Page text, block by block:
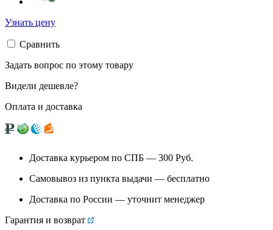
Узнать цену
Сравнить
Задать вопрос по этому товару
Видели дешевле?
Оплата и доставка
Доставка курьером по СПБ — 300 Руб.
Самовывоз из пункта выдачи — бесплатно
Доставка по России — уточнит менеджер
Гарантия и возврат